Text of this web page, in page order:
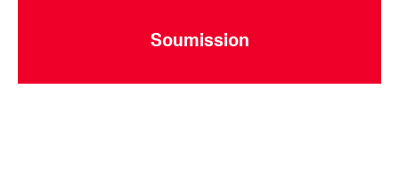
Soumission